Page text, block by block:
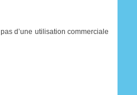
d’une utilisation commerciale